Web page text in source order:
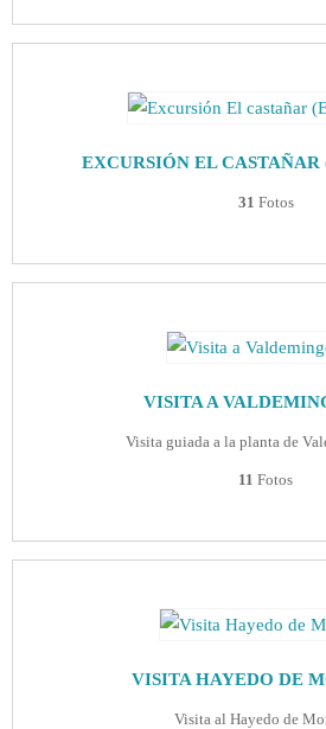
EXCURSIÓN EL
31 Fotos
VISITA A
Visita guiada a la planta de
11 Fotos
VISITA HAYEDO DE
Visita al Hayedo de